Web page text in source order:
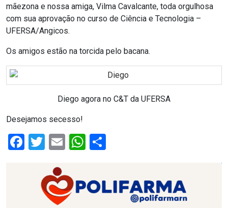
ARTICULAÇÃO
PARLAMENTAR
ARTIGO
RN
VOCÊ
mãezona e nossa amiga, Vilma Cavalcante, toda orgulhosa
com sua aprovação no curso de Ciência e Tecnologia –
UFERSA/Angicos.
Os amigos estão na torcida pelo bacana.
Diego agora no C&T da UFERSA
Desejamos secesso!
Facebook
Twitter
EmailWhatsApp